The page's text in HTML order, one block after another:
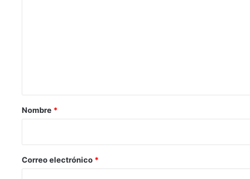
r
*
Nombre *
Correo electrónico *